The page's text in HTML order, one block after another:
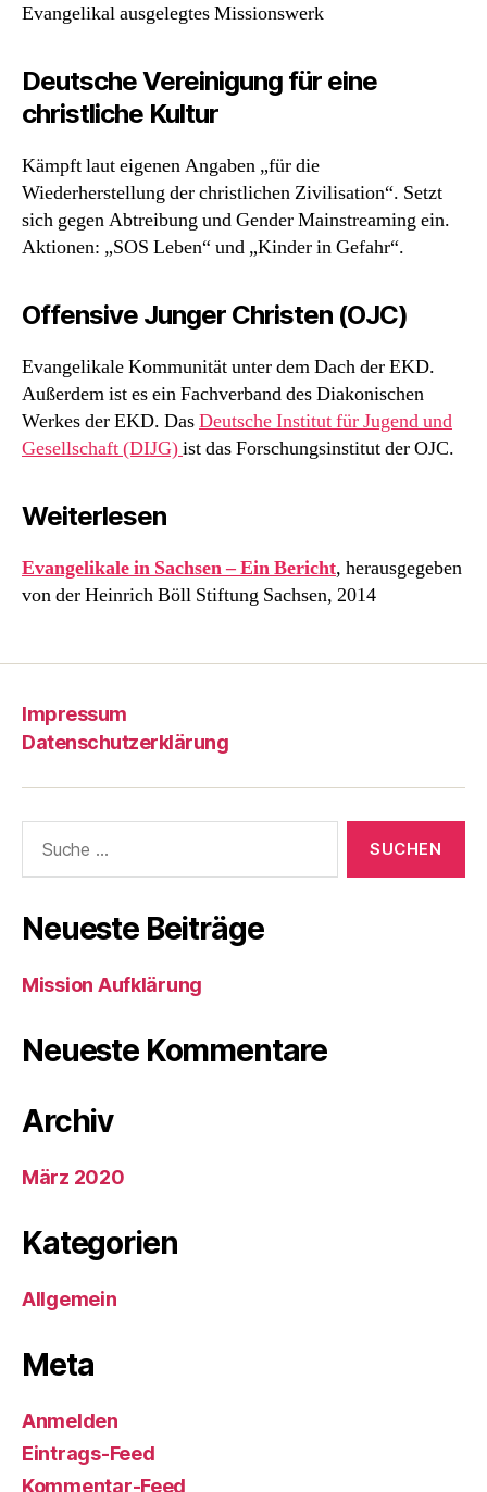
Evangelikal ausgelegtes Missionswerk
Deutsche Vereinigung für eine
christliche Kultur
Kämpft laut eigenen Angaben „für die
Wiederherstellung der christlichen Zivilisation“. Setzt
sich gegen Abtreibung und Gender Mainstreaming ein.
Aktionen: „SOS Leben“ und „Kinder in Gefahr“.
Offensive Junger Christen (OJC)
Evangelikale Kommunität unter dem Dach der EKD.
Außerdem ist es ein Fachverband des Diakonischen
Werkes der EKD. DasDeutsche Institut für Jugend und
Gesellschaft (DIJG)ist das Forschungsinstitut der OJC.
Weiterlesen
Evangelikale in Sachsen – Ein Bericht, herausgegeben
von der Heinrich Böll Stiftung Sachsen, 2014
Impressum
Datenschutzerklärung
nach:
Neueste Beiträge
Mission Aufklärung
Neueste Kommentare
Archiv
März 2020
Kategorien
Allgemein
Meta
Anmelden
Eintrags-Feed
Kommentar-Feed